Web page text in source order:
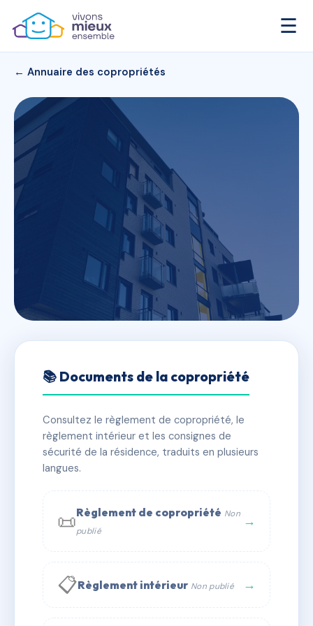
☰
← Annuaire des copropriétés
SDC UNI-VERT LOT F
✓ Immatriculée 🏠 19 lots 🏗 1 bâtiment(s)
📞 Contacter Syndic Digital
📚 Documents de la copropriété
Consultez le règlement de copropriété, le
règlement intérieur et les consignes de
sécurité de la résidence, traduits en plusieurs
langues.
📜Règlement de copropriété Non
publié
→
📋Règlement intérieur Non publié →